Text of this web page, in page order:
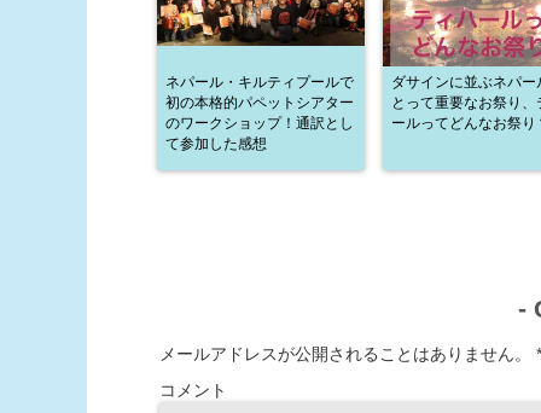
ネパール・キルティプールで
初の本格的パペットシアター
のワークショップ！通訳とし
て参加した感想
ダサインに並ぶネパー
とって重要なお祭り、
ールってどんなお祭り
-
メールアドレスが公開されることはありません。
*
コメント